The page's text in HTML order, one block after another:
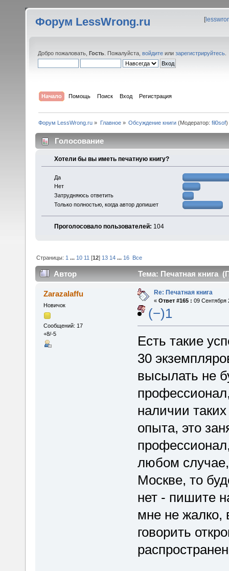
Форум LessWrong.ru [
Добро пожаловать, Гость . Пожалуйста, войдите или зарегистрируйтесь
Начало Помощь Поиск Вход Регистрация
Форум LessWrong.ru » Главное» Обсуждение книги(Модератор: fil0sof)
Голосование
Хотели бы вы иметь печатную книгу?
Да
Нет
Затрудняюсь ответить
Только полностью, когда автор допишет
Проголосовало пользователей: 104
Страницы: 1 ... 10 11 [12] 13 14 ... 16 Все
Автор Тема: Печатная книга
Zarazalaffu
Новичок
Сообщений: 17
+8/-5
Re: Печатная книга
« Ответ #165 : 09 Сентября
(−)1
Есть такие
30
высылать не
наличии
опыта, это
любом случае,
Москве, то
нет - пишите
мне не жалко,
говорить